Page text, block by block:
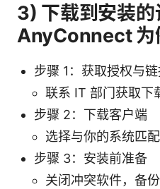
3) 下载到安装
AnyConnect 为
步骤 1：获取授权与
联系 IT 部门获取下
步骤 2：下载客户端
选择与你的系统匹
步骤 3：安装前准备
关闭冲突软件，备